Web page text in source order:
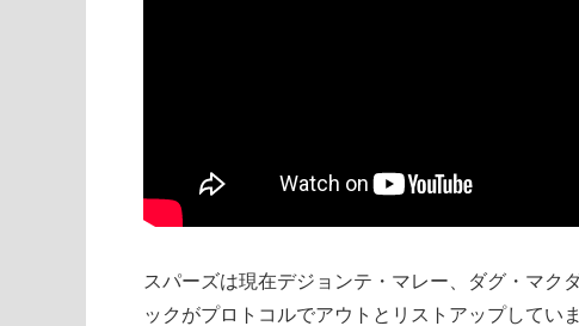
スパーズは現在デジョンテ・マレー、ダグ・マク
ックがプロトコルでアウトとリストアップしていま